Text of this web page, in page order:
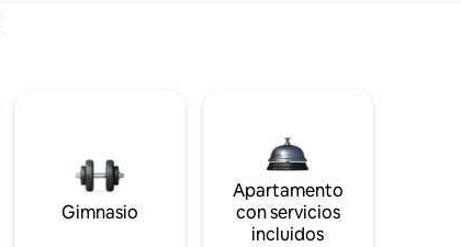
Gimnasio
Apartamento
con servicios
incluidos